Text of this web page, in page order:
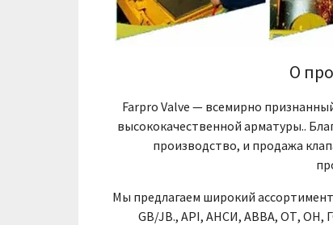
О
Farpro Valve — всемирно
высококачественной арматуры..
производство, и продажа
Мы предлагаем широкий
GB/JB., API, АНСИ, АВВА, ОТ, ОН,